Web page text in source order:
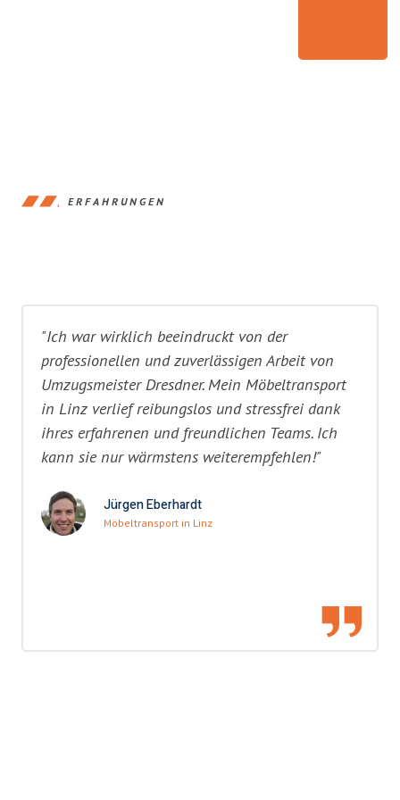
ERFAHRUNGEN
"Ich war wirklich beeindruckt von der
professionellen und zuverlässigen Arbeit von
Umzugsmeister Dresdner. Mein Möbeltransport
in Linz verlief reibungslos und stressfrei dank
ihres erfahrenen und freundlichen Teams. Ich
kann sie nur wärmstens weiterempfehlen!"
Jürgen Eberhardt
Möbeltransport in Linz